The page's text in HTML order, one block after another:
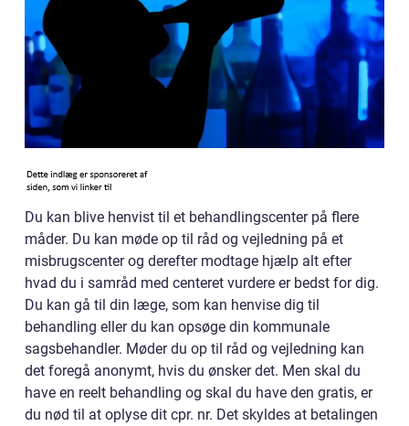
Du kan blive henvist til et behandlingscenter på flere
måder. Du kan møde op til råd og vejledning på et
misbrugscenter og derefter modtage hjælp alt efter
hvad du i samråd med centeret vurdere er bedst for dig.
Du kan gå til din læge, som kan henvise dig til
behandling eller du kan opsøge din kommunale
sagsbehandler. Møder du op til råd og vejledning kan
det foregå anonymt, hvis du ønsker det. Men skal du
have en reelt behandling og skal du have den gratis, er
du nød til at oplyse dit cpr. nr. Det skyldes at betalingen